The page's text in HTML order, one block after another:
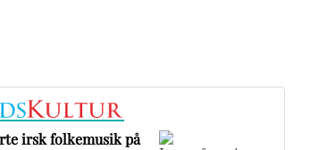
irsk folkemusik på